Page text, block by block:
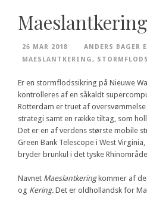
Maeslantkering
26 MAR 2018
ANDERS BAGER
MAESLANTKERING,
Er en stormflodssikring på Nieuwe
kontrolleres af en såkaldt
Rotterdam er truet af
strategi samt en række tiltag, som
Det er en af verdens største mobile
Green Bank Telescope i West
bryder brunkul i det tyske
Navnet Maeslantkering kommer af
og Kering. Det er oldhollandsk for